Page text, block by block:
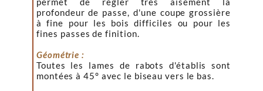
profondeur de passe, d'une coupe grossière
à fine pour les bois difficiles ou pour les
fines passes de finition.
Géométrie :
Toutes les lames de rabots d'établis sont
montées à 45° avec le biseau vers le bas.